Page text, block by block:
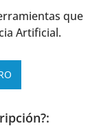
que
Artificial.
: